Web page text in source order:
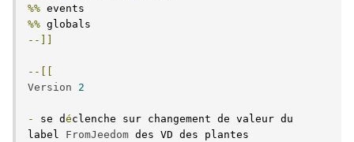
%%
%%
--]]
--[[
Version
2
- se déclenche sur changement de valeur du
label FromJeedom